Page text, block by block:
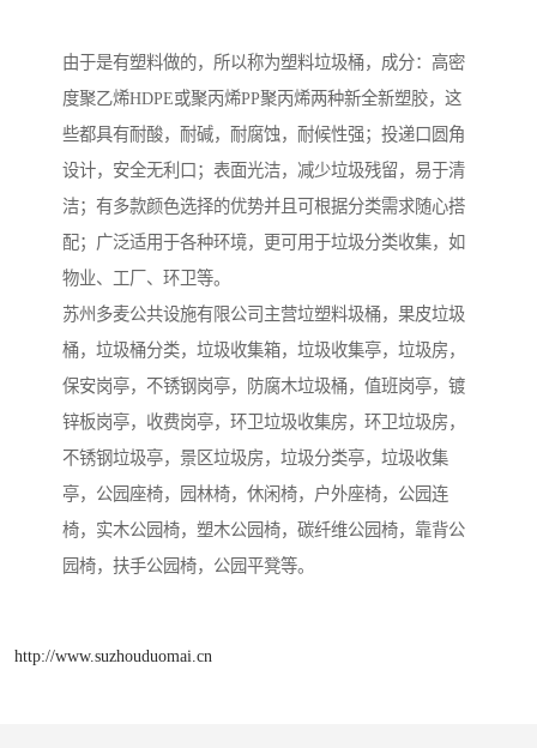
由于是有塑料做的，所以称为塑料垃圾桶，成分：高密
度聚乙烯HDPE或聚丙烯PP聚丙烯两种新全新塑胶，这
些都具有耐酸，耐碱，耐腐蚀，耐候性强；投递口圆角
设计，安全无利口；表面光洁，减少垃圾残留，易于清
洁；有多款颜色选择的优势并且可根据分类需求随心搭
配；广泛适用于各种环境，更可用于垃圾分类收集，如
物业、工厂、环卫等。
苏州多麦公共设施有限公司主营垃塑料圾桶，果皮垃圾
桶，垃圾桶分类，垃圾收集箱，垃圾收集亭，垃圾房，
保安岗亭，不锈钢岗亭，防腐木垃圾桶，值班岗亭，镀
锌板岗亭，收费岗亭，环卫垃圾收集房，环卫垃圾房，
不锈钢垃圾亭，景区垃圾房，垃圾分类亭，垃圾收集
亭，公园座椅，园林椅，休闲椅，户外座椅，公园连
椅，实木公园椅，塑木公园椅，碳纤维公园椅，靠背公
园椅，扶手公园椅，公园平凳等。
http://www.suzhouduomai.cn